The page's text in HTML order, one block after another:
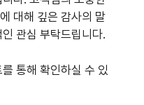
대해 깊은 감사의 말
관심 부탁드립니다.
통해 확인하실 수 있